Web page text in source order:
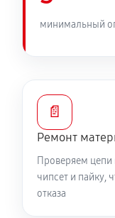
минимальный
📄
Ремонт
Проверяем цепи
чипсет и пайку,
отказа